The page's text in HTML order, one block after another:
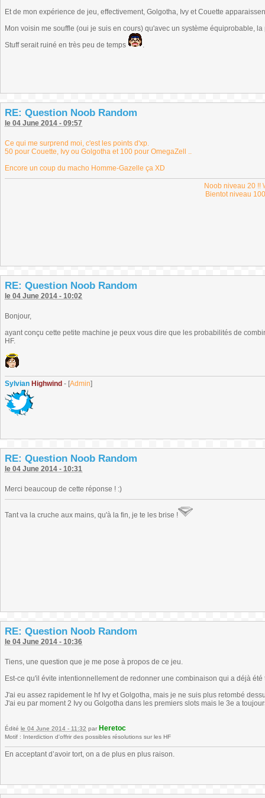
Et de mon expérience de jeu, effectivement, Golgotha, Ivy et Couette
Mon voisin me souffle (oui je suis en cours) qu'avec un système équiprobable,
Stuff serait ruiné en très peu de temps
.
RE: Question Noob Random
le 04 June 2014 - 09:57
Ce qui me surprend moi, c'est les points d'xp.
50 pour Couette, Ivy ou Golgotha et 100 pour OmegaZell ..
Encore un coup du macho Homme-Gazelle ça XD
Noob niveau 20 !!
Bientot niveau
RE: Question Noob Random
le 04 June 2014 - 10:02
Bonjour,
ayant conçu cette petite machine je peux vous dire que les probabilités de
HF.
Sylvian Highwind - [Admin]
RE: Question Noob Random
le 04 June 2014 - 10:31
Merci beaucoup de cette réponse ! :)
Tant va la cruche aux mains, qu'à la fin, je te les brise !
RE: Question Noob Random
le 04 June 2014 - 10:36
Tiens, une question que je me pose à propos de ce jeu.
Est-ce qu'il évite intentionnellement de redonner une combinaison qui a déjà été
J'ai eu assez rapidement le hf Ivy et Golgotha, mais je ne suis plus retombé
J'ai eu par moment 2 Ivy ou Golgotha dans les premiers slots mais le 3e a
Édité le 04 June 2014 - 11:32 par Heretoc
Motif : Interdiction d'offrir des possibles résolutions sur les HF
En acceptant d’avoir tort, on a de plus en plus raison.